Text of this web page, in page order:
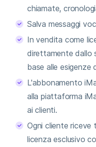
chiamate,
Salva messaggi
In vendita come
direttamente dallo
base alle esigenze
L'abbonamento
alla piattaforma
ai clienti.
Ogni cliente riceve
licenza esclusivo